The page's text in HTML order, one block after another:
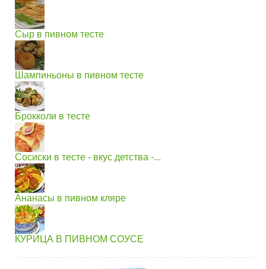
Сыр в пивном тесте
Шампиньоны в пивном тесте
Брокколи в тесте
Сосиски в тесте - вкус детства -...
Ананасы в пивном кляре
КУРИЦА В ПИВНОМ СОУСЕ